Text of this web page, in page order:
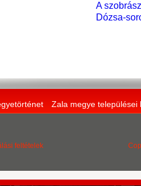
A szobrász
Dózsa-
Zala megye települései
feltételek